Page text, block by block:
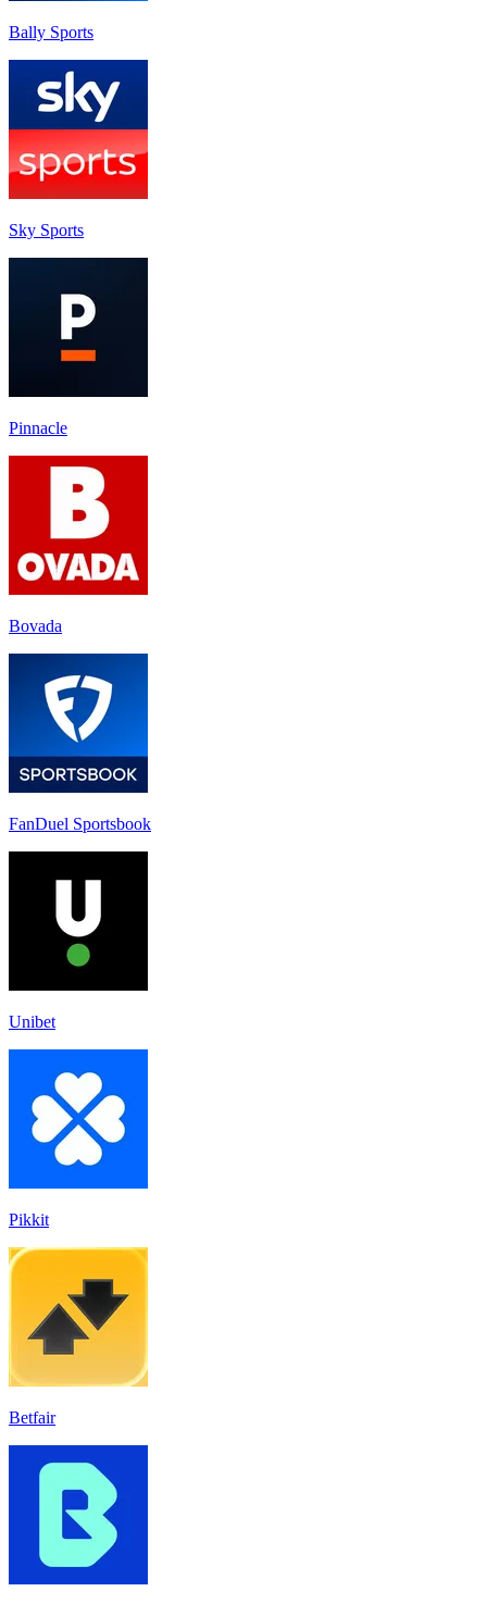
Bally Sports
Sky Sports
Pinnacle
Bovada
FanDuel Sportsbook
Unibet
Pikkit
Betfair